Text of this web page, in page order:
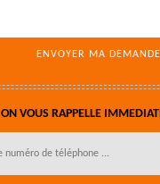
ON VOUS RAPPELLE